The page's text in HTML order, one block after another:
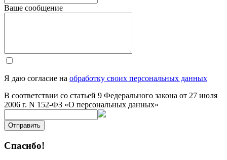
Ваше сообщение
Я даю согласие на обработку своих персональных данных
В соответствии со статьей 9 Федерального закона от 27 июля
2006 г. N 152-ФЗ «О персональных данных»
Отправить
Спасибо!